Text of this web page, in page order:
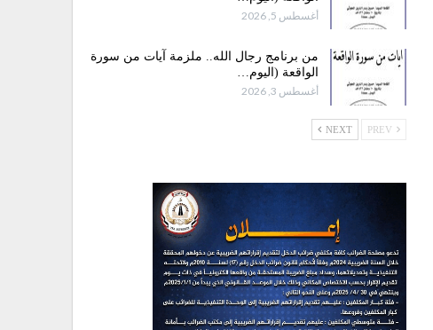
أغسطس 5, 2026
من برنامج رجال الله.. ملزمة آيات من سورة
الواقعة (اليوم…
أغسطس 3, 2026
NEXT